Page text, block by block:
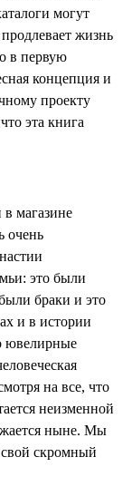
могут
жизнь
в первую
концепция и
проекту
эта книга
магазине
очень
это были
браки и это
и в истории
ювелирные
на все, что
неизменной
ныне. Мы
скромный